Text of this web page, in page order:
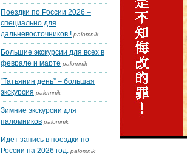
Поездки по России 2026 –
специально для
дальневосточников ! palomnik
Большие экскурсии для всех в
феврале и марте palomnik
“Татьянин день” – большая
экскурсия palomnik
Зимние экскурсии для
паломников palomnik
Идет запись в поездки по
России на 2026 год. palomnik